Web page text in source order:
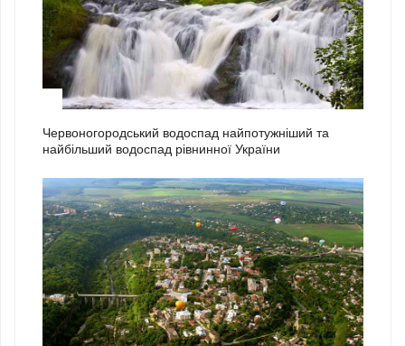
Червоногородський водоспад найпотужніший та
найбільший водоспад рівнинної України